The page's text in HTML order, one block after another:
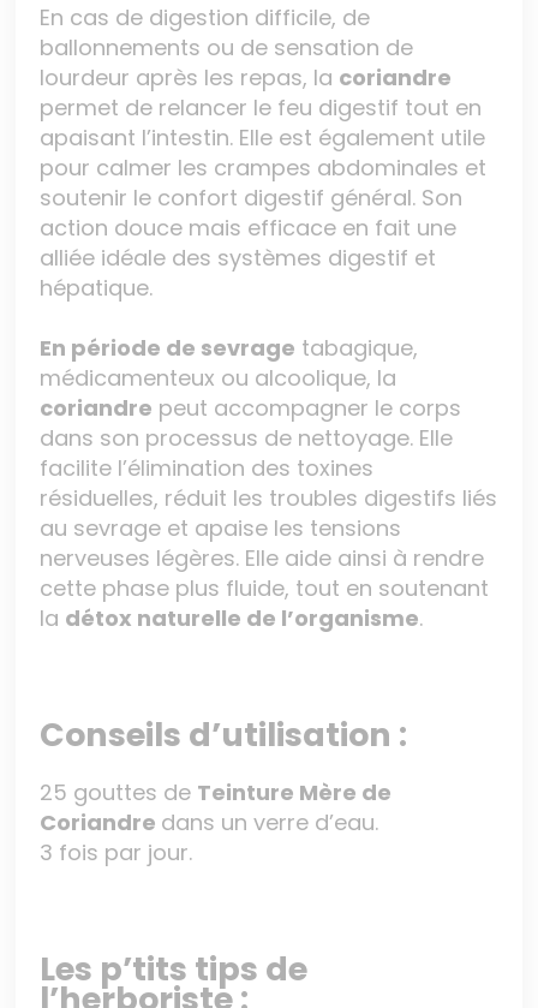
En cas de digestion difficile, de
ballonnements ou de sensation de
lourdeur après les repas, la coriandre
permet de relancer le feu digestif tout en
apaisant l’intestin. Elle est également utile
pour calmer les crampes abdominales et
soutenir le confort digestif général. Son
action douce mais efficace en fait une
alliée idéale des systèmes digestif et
hépatique.
En période de sevrage tabagique,
médicamenteux ou alcoolique, la
coriandre peut accompagner le corps
dans son processus de nettoyage. Elle
facilite l’élimination des toxines
résiduelles, réduit les troubles digestifs liés
au sevrage et apaise les tensions
nerveuses légères. Elle aide ainsi à rendre
cette phase plus fluide, tout en soutenant
la détox naturelle de l’organisme.
Conseils d’utilisation :
25 gouttes de Teinture Mère de
Coriandre dans un verre d’eau.
3 fois par jour.
Les p’tits tips de
l’herboriste :